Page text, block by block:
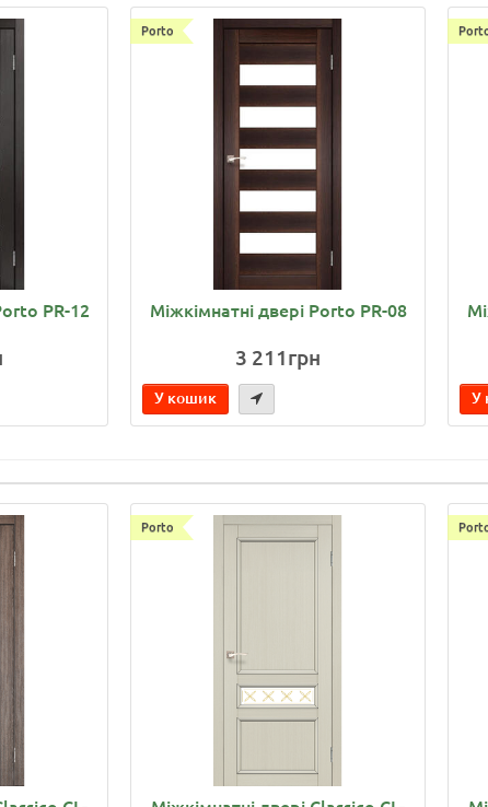
PR-12
Porto
Міжкімнатні двері Porto PR-08
3 211грн
У кошик У
Porto